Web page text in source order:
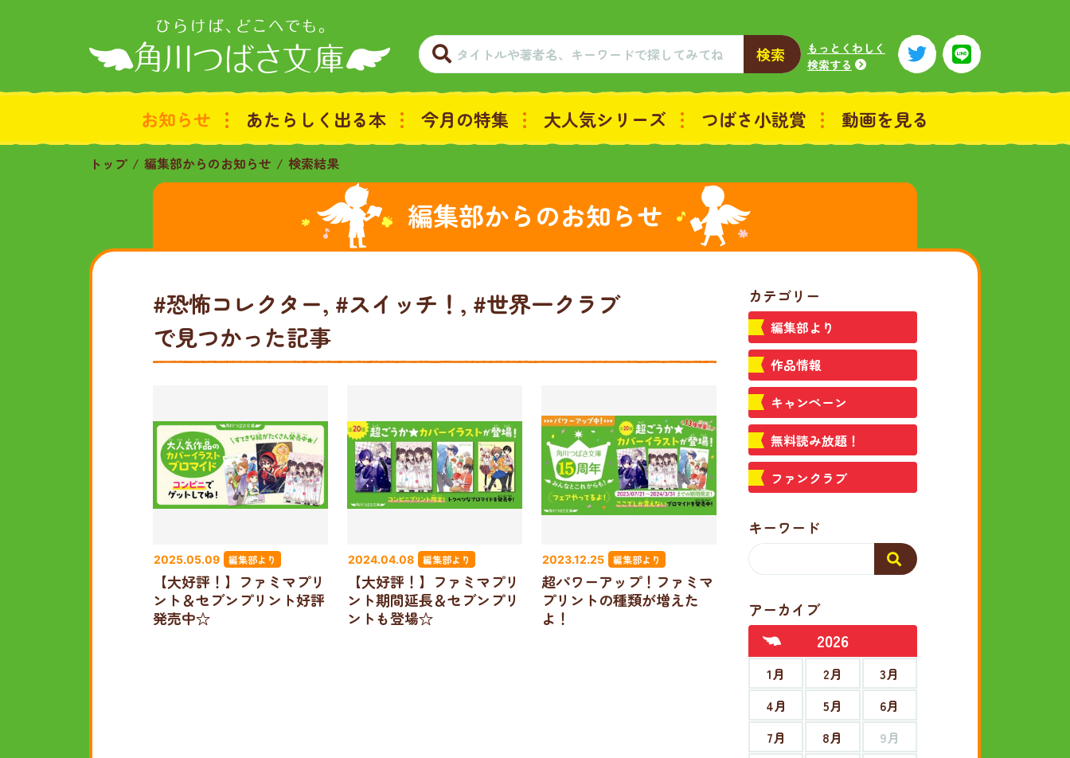
検索
もっとくわしく
検索する
お知らせ あたらしく出る本 今月の特集 大人気シリーズ つばさ小説賞 動画を見る
トップ 編集部からのお知らせ 検索結果
編集部からのお知らせ
#恐怖コレクター, #スイッチ！, #世界一クラブ
で見つかった記事
2025.05.09 編集部より
【大好評！】ファミマプリ
ント＆セブンプリント好評
発売中☆
2024.04.08 編集部より
【大好評！】ファミマプリ
ント期間延長＆セブンプリ
ントも登場☆
2023.12.25 編集部より
超パワーアップ！ファミマ
プリントの種類が増えた
よ！
カテゴリー
編集部より
作品情報
キャンペーン
無料読み放題！
ファンクラブ
キーワード
アーカイブ
2026
1月 2月
3月
4月
5月
6月
7月
8月
9月